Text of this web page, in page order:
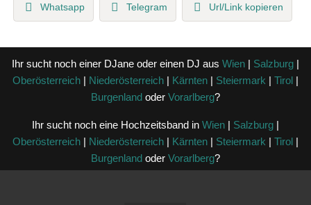
Whatsapp Telegram Url/Link kopieren
Ihr sucht noch einer DJane oder einen DJ aus Wien | Salzburg |
Oberösterreich | Niederösterreich | Kärnten | Steiermark | Tirol |
Burgenland oder Vorarlberg?
Ihr sucht noch eine Hochzeitsband in Wien | Salzburg |
Oberösterreich | Niederösterreich | Kärnten | Steiermark | Tirol |
Burgenland oder Vorarlberg?